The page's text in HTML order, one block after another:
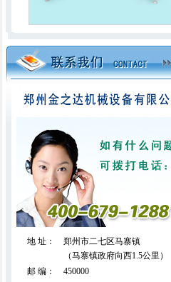
双面拉丝吸尘精细弹花机(外贸出口产
地 址：
郑州市二七区马寨镇
（马寨镇政府向西1.5公里）
邮 编：
450000